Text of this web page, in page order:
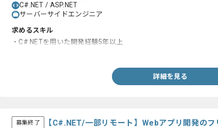
C#.NET / ASP.NET
サーバーサイドエンジニア
求めるスキル
・C#.NETを用いた開発経験5年以上
詳細を見る
募集終了 【C#.NET/一部リモート】Webアプリ開発の